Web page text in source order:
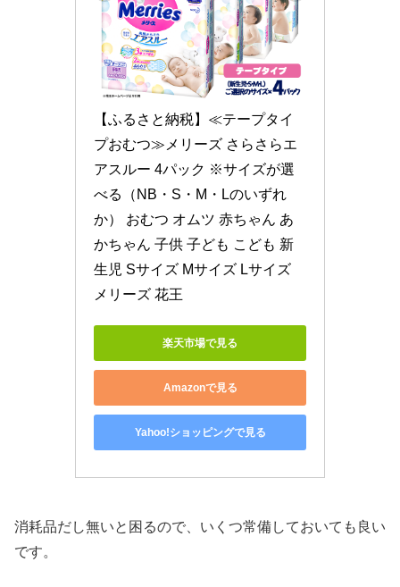
【ふるさと納税】≪テープタイ
プおむつ≫メリーズ さらさらエ
アスルー 4パック ※サイズが選
べる（NB・S・M・Lのいずれ
か） おむつ オムツ 赤ちゃん あ
かちゃん 子供 子ども こども 新
生児 Sサイズ Mサイズ Lサイズ
メリーズ 花王
楽天市場で見る
Amazonで見る
Yahoo!ショッピングで見る
消耗品だし無いと困るので、いくつ常備しておいても良い
です。